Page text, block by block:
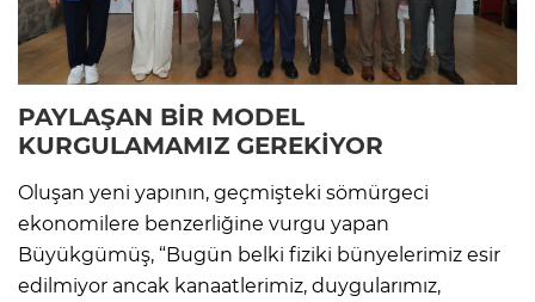
PAYLAŞAN BİR MODEL
KURGULAMAMIZ GEREKİYOR
Oluşan yeni yapının, geçmişteki sömürgeci
ekonomilere benzerliğine vurgu yapan
Büyükgümüş, “Bugün belki fiziki bünyelerimiz esir
edilmiyor ancak kanaatlerimiz, duygularımız,